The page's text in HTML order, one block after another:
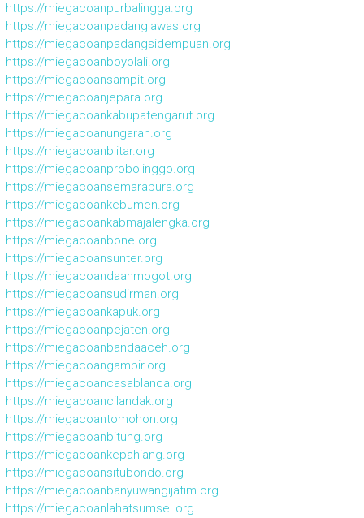
https://miegacoanpurbalingga.org
https://miegacoanpadanglawas.org
https://miegacoanpadangsidempuan.org
https://miegacoanboyolali.org
https://miegacoansampit.org
https://miegacoanjepara.org
https://miegacoankabupatengarut.org
https://miegacoanungaran.org
https://miegacoanblitar.org
https://miegacoanprobolinggo.org
https://miegacoansemarapura.org
https://miegacoankebumen.org
https://miegacoankabmajalengka.org
https://miegacoanbone.org
https://miegacoansunter.org
https://miegacoandaanmogot.org
https://miegacoansudirman.org
https://miegacoankapuk.org
https://miegacoanpejaten.org
https://miegacoanbandaaceh.org
https://miegacoangambir.org
https://miegacoancasablanca.org
https://miegacoancilandak.org
https://miegacoantomohon.org
https://miegacoanbitung.org
https://miegacoankepahiang.org
https://miegacoansitubondo.org
https://miegacoanbanyuwangijatim.org
https://miegacoanlahatsumsel.org